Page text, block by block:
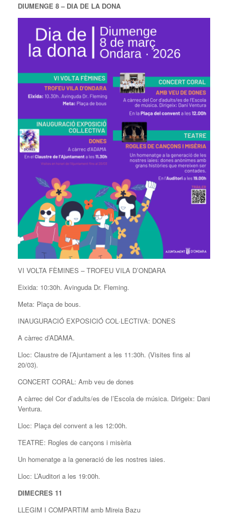
DIUMENGE 8 – DIA DE LA DONA
VI VOLTA FÈMINES – TROFEU VILA D’ONDARA
Eixida: 10:30h. Avinguda Dr. Fleming.
Meta: Plaça de bous.
INAUGURACIÓ EXPOSICIÓ COL·LECTIVA: DONES
A càrrec d’ADAMA.
Lloc: Claustre de l’Ajuntament a les 11:30h. (Visites fins al
20/03).
CONCERT CORAL: Amb veu de dones
A càrrec del Cor d’adults/es de l’Escola de música. Dirigeix: Dani
Ventura.
Lloc: Plaça del convent a les 12:00h.
TEATRE: Rogles de cançons i misèria
Un homenatge a la generació de les nostres iaies.
Lloc: L’Auditori a les 19:00h.
DIMECRES 11
LLEGIM I COMPARTIM amb Mireia Bazu